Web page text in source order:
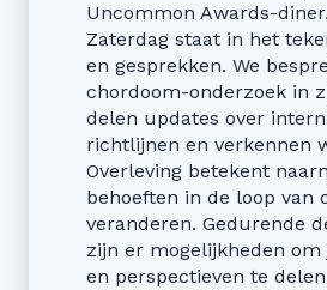
Uncommon Awards-diner.
Zaterdag staat in het
en gesprekken. We
chordoom-onderzoek in
delen updates over
richtlijnen en verkennen
Overleving betekent
behoeften in de loop van
veranderen. Gedurende
zijn er mogelijkheden om
en perspectieven te